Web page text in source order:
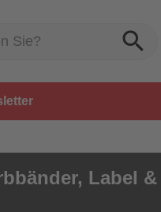
search
Label